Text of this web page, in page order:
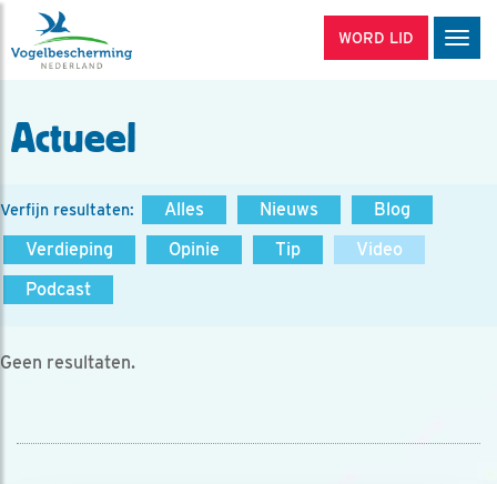
WORD LID
Actueel
Verfijn resultaten: Alles Nieuws
Blog
Verdieping
Opinie Tip
Video
Podcast
Geen resultaten.